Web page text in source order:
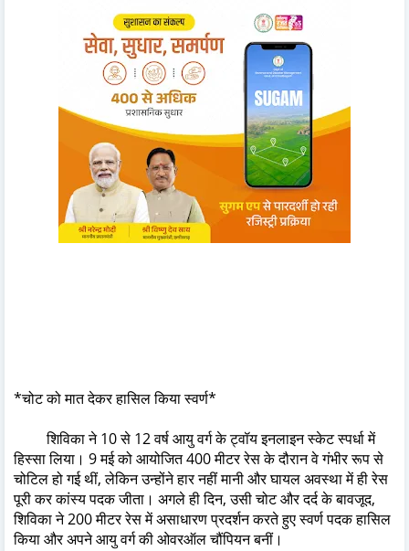
*चोट को मात देकर हासिल किया स्वर्ण*
शिविका ने 10 से 12 वर्ष आयु वर्ग के ट्वॉय इनलाइन स्केट स्पर्धा में
हिस्सा लिया। 9 मई को आयोजित 400 मीटर रेस के दौरान वे गंभीर रूप से
चोटिल हो गई थीं, लेकिन उन्होंने हार नहीं मानी और घायल अवस्था में ही रेस
पूरी कर कांस्य पदक जीता। अगले ही दिन, उसी चोट और दर्द के बावजूद,
शिविका ने 200 मीटर रेस में असाधारण प्रदर्शन करते हुए स्वर्ण पदक हासिल
किया और अपने आयु वर्ग की ओवरऑल चौंपियन बनीं।